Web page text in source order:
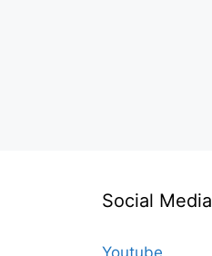
Social Media
Youtube